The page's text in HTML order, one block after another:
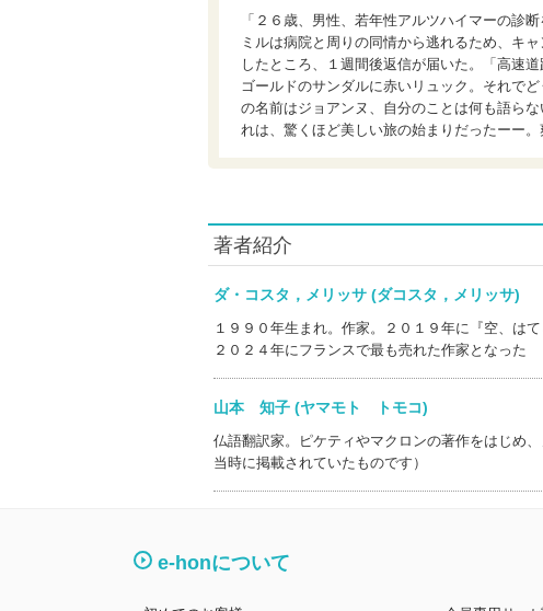
「２６歳、男性、若年性アルツハイマーの診
ミルは病院と周りの同情から逃れるため、キ
したところ、１週間後返信が届いた。「高速
ゴールドのサンダルに赤いリュック。それで
の名前はジョアンヌ、自分のことは何も語ら
れは、驚くほど美しい旅の始まりだったーー
著者紹介
ダ・コスタ，メリッサ (ダコスタ，メリッ
１９９０年生まれ。作家。２０１９年に『空、は
２０２４年にフランスで最も売れた作家となった
山本 知子 (ヤマモト トモコ)
仏語翻訳家。ピケティやマクロンの著作をはじめ
当時に掲載されていたものです）
e-honについて